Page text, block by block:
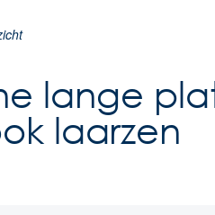
lange
laarzen